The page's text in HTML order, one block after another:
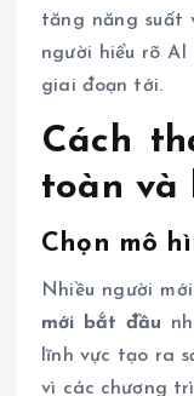
tăng năng suất
người hiểu rõ AI
giai đoạn tới.
Cách
toàn và
Chọn mô
Nhiều người
mới bắt đầu
lĩnh vực tạo ra
vì các chương